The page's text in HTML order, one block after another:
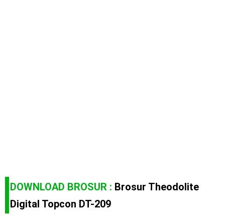
DOWNLOAD BROSUR : Brosur Theodolite
Digital Topcon DT-209